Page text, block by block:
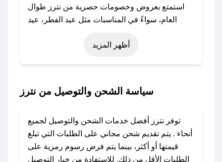
استمتع بعروض وخصومات حصرية من نترز طوال
العام، سواءً في المناسبات مثل عيد الفطر، عيد
الأضحى، الجمعة البيضاء (شهر نوفمبر)، رمضان،
اليوم الوطني، يوم التأسيس، أو حتى عروض خاصة
باستخدام تطبيق صحصح، يمكنك العثور بسهولة على
معنا عبر تويتر أو البريد الإلكتروني لإضافته بسرعة.
### كيفية استخدام كود خصم نترز؟
أظهر المزيد
سياسة الشحن والتوصيل من نترز
توفر نترز أفضل خدمات الشحن والتوصيل لجميع
أنحاء . يتم تقديم شحن مجاني على الطلبات التي تبلغ
قيمتها أو أكثر، بينما يتم فرض رسوم رمزية على
الطلبات الأقل من ذلك. للاستفادة من خيار التوصيل